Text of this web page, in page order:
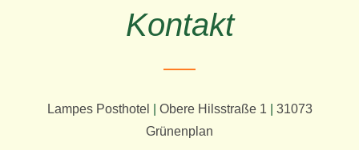
Kontakt
Lampes Posthotel Obere Hilsstraße 1
31073
Grünenplan